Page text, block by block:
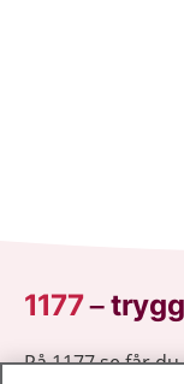
1177–
På 1177.se får